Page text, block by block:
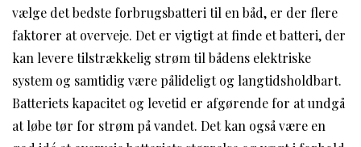
vælge det bedste forbrugsbatteri til en båd, er der flere
faktorer at overveje. Det er vigtigt at finde et batteri, der
kan levere tilstrækkelig strøm til bådens elektriske
system og samtidig være pålideligt og langtidsholdbart.
Batteriets kapacitet og levetid er afgørende for at undgå
at løbe tør for strøm på vandet. Det kan også være en